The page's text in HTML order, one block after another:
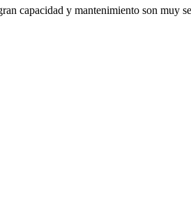
capacidad y mantenimiento son muy